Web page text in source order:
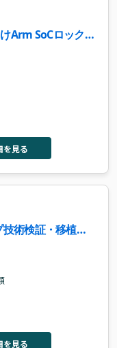
Arm SoCロック
を見る
技術検証・移植開
を見る